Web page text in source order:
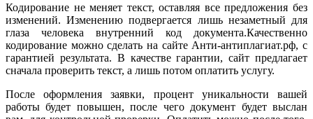
Кодирование не меняет текст, оставляя все предложения без
изменений. Изменению подвергается лишь незаметный для
глаза человека внутренний код документа.Качественно
кодирование можно сделать на сайте Анти-антиплагиат.рф, с
гарантией результата. В качестве гарантии, сайт предлагает
сначала проверить текст, а лишь потом оплатить услугу.
После оформления заявки, процент уникальности вашей
работы будет повышен, после чего документ будет выслан